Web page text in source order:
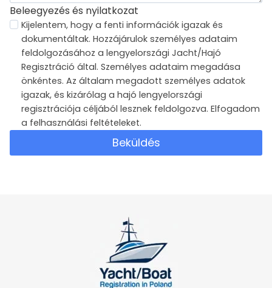
Beleegyezés és nyilatkozat
Kijelentem, hogy a fenti információk igazak és
dokumentáltak. Hozzájárulok személyes adataim
feldolgozásához a lengyelországi Jacht/Hajó
Regisztráció által. Személyes adataim megadása
önkéntes. Az általam megadott személyes adatok
igazak, és kizárólag a hajó lengyelországi
regisztrációja céljából lesznek feldolgozva. Elfogadom
a felhasználási feltételeket.
Beküldés